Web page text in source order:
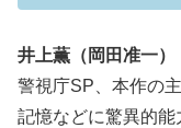
井上薫（岡田准一）
警視庁SP、本作の
記憶などに驚異的